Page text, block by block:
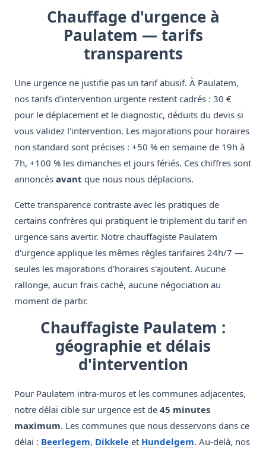
Chauffage d'urgence à
Paulatem — tarifs
transparents
Une urgence ne justifie pas un tarif abusif. À Paulatem,
nos tarifs d'intervention urgente restent cadrés : 30 €
pour le déplacement et le diagnostic, déduits du devis si
vous validez l'intervention. Les majorations pour horaires
non standard sont précises : +50 % en semaine de 19h à
7h, +100 % les dimanches et jours fériés. Ces chiffres sont
annoncés avant que nous nous déplacions.
Cette transparence contraste avec les pratiques de
certains confrères qui pratiquent le triplement du tarif en
urgence sans avertir. Notre chauffagiste Paulatem
d'urgence applique les mêmes règles tarifaires 24h/7 —
seules les majorations d'horaires s'ajoutent. Aucune
rallonge, aucun frais caché, aucune négociation au
moment de partir.
Chauffagiste Paulatem :
géographie et délais
d'intervention
Pour Paulatem intra-muros et les communes adjacentes,
notre délai cible sur urgence est de 45 minutes
maximum. Les communes que nous desservons dans ce
délai : Beerlegem, Dikkele et Hundelgem. Au-delà, nos